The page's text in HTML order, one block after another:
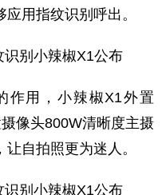
用指纹识别呼出。
作用，小辣椒X1外置
像头800W清晰度主摄
自拍照更为迷人。